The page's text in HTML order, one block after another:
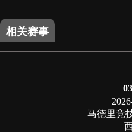
相关赛事
马德里竞